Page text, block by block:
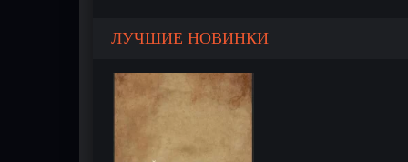
ЛУЧШИЕ НОВИНКИ